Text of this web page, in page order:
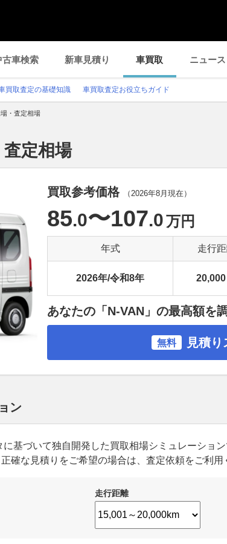
古車検索 新車見積り 車買取 ニュース
買取査定の基礎知識 車買取査定お役立ちガイド
・査定相場
定相場
買取参考価格 （2026年8月 現在）
85.0〜107.0万円
年式 走行
2026年/令和8年 20,000
あなたの「N-VAN」の最高額を
無料 見積
ン
基づいて独自開発した買取相場シミュレーショ
確な見積りをご希望の場合は、査定依頼をご利用
走行距離